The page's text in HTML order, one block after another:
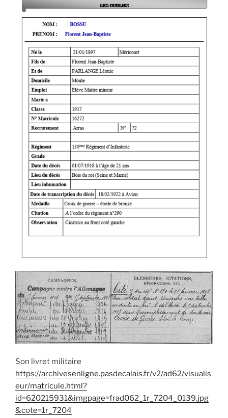
Son livret militaire
https://archivesenligne.pasdecalais.fr/v2/ad62/visualis
eur/matricule.html?
id=620215931&imgpage=frad062_1r_7204_0139.jpg
&cote=1r_7204